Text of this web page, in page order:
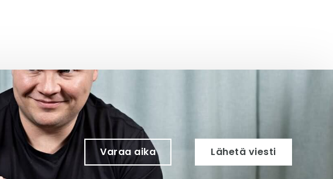
Varaa aika Lähetä viesti